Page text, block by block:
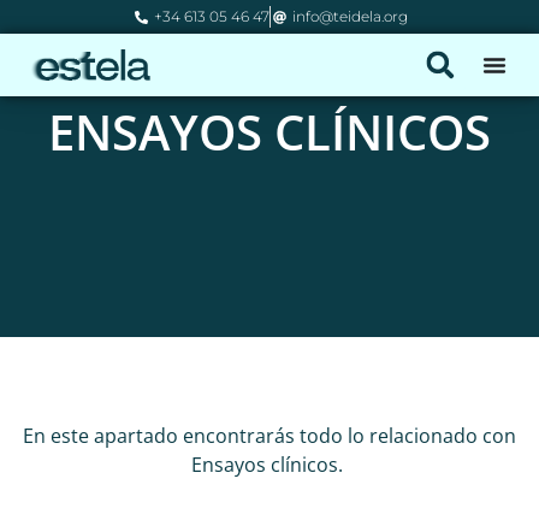
+34 613 05 46 47 info@teidela.org
ENSAYOS CLÍNICOS
En este apartado encontrarás todo lo relacionado con
Ensayos clínicos.